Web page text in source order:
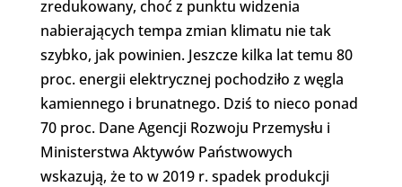
zredukowany, choć z punktu widzenia
nabierających tempa zmian klimatu nie tak
szybko, jak powinien. Jeszcze kilka lat temu 80
proc. energii elektrycznej pochodziło z węgla
kamiennego i brunatnego. Dziś to nieco ponad
70 proc. Dane Agencji Rozwoju Przemysłu i
Ministerstwa Aktywów Państwowych
wskazują, że to w 2019 r. spadek produkcji